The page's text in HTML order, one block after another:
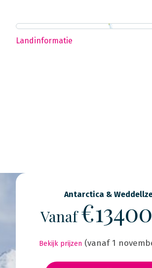
Landinformatie
Antarctica &
Vanaf€13400
Bekijk prijzen (vanaf 1